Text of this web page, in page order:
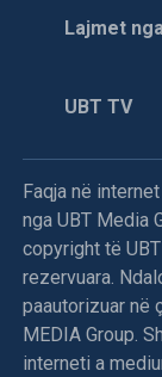
Lajmet
UBT TV
Faqja në
nga UBT Media
copyright të
rezervuara.
paautorizuar në
MEDIA Group.
interneti a